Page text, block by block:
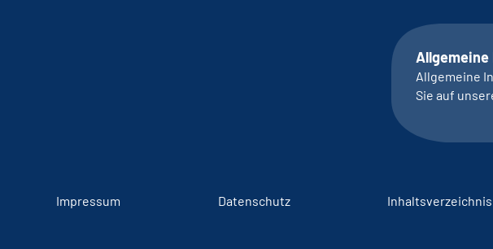
Allgemeine
Sie auf
Impressum Datenschutz Inhaltsverzeichnis